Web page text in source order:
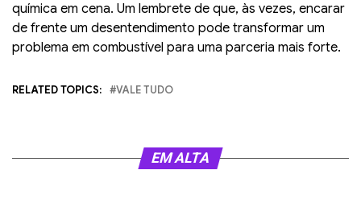
química em cena. Um lembrete de que, às vezes, encarar
de frente um desentendimento pode transformar um
problema em combustível para uma parceria mais forte.
RELATED TOPICS: VALE TUDO
EM ALTA